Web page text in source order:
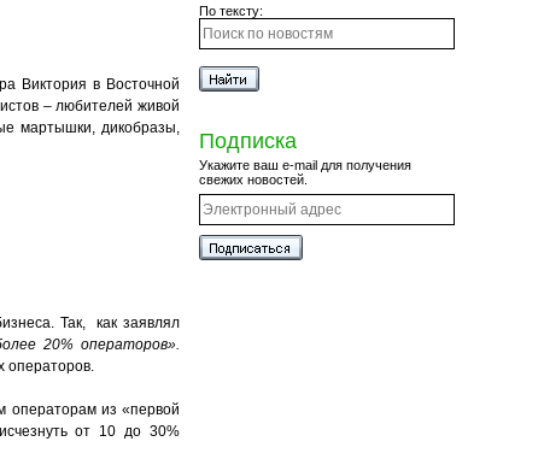
Виктория в Восточной
– любителей живой
мартышки, дикобразы,
Так, как заявлял
20% операторов».
операторов.
операторам из «первой
от 10 до 30%
По тексту:
Подписка
Укажите ваш e-mail для получения
свежих новостей.